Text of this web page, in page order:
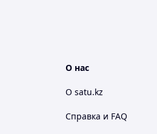
О нас
О satu.kz
Справка и FAQ